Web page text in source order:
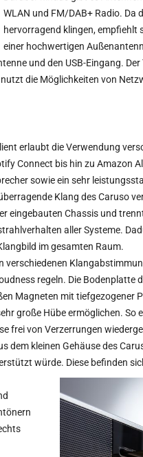
WLAN und FM/DAB+ Radio. Da
hervorragend klingen, empfiehlt
einer hochwertigen
und den USB-Eingang.
die Möglichkeiten von
erlaubt die Verwendung
Connect bis hin zu Amazon
sowie ein sehr
Klang des Caruso
eingebauten Chassis und
aller Systeme.
im gesamten Raum.
verschiedenen
regeln. Die Bodenplatte
Magneten mit tiefgezogener
große Hübe ermöglichen. So
frei von Verzerrungen
dem kleinen Gehäuse des
würde. Diese befinden